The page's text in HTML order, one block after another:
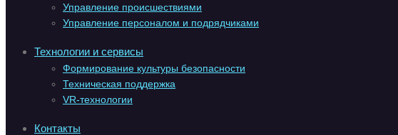
Управление происшествиями
Управление персоналом и подрядчиками
Технологии и сервисы
Формирование культуры безопасности
Техническая поддержка
VR-технологии
Контакты